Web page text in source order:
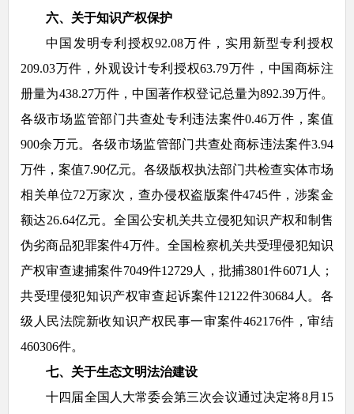
六、关于知识产权保护
中国发明专利授权92.08万件，实用新型专利授权
209.03万件，外观设计专利授权63.79万件，中国商标注
册量为438.27万件，中国著作权登记总量为892.39万件。
各级市场监管部门共查处专利违法案件0.46万件，案值
900余万元。各级市场监管部门共查处商标违法案件3.94
万件，案值7.90亿元。各级版权执法部门共检查实体市场
相关单位72万家次，查办侵权盗版案件4745件，涉案金
额达26.64亿元。全国公安机关共立侵犯知识产权和制售
伪劣商品犯罪案件4万件。全国检察机关共受理侵犯知识
产权审查逮捕案件7049件12729人，批捕3801件6071人；
共受理侵犯知识产权审查起诉案件12122件30684人。各
级人民法院新收知识产权民事一审案件462176件，审结
460306件。
七、关于生态文明法治建设
十四届全国人大常委会第三次会议通过决定将8月15